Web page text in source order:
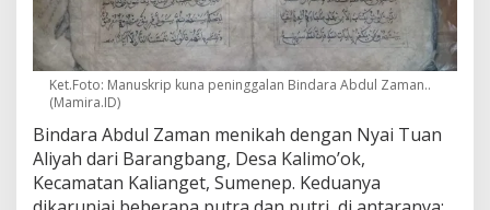
Ket.Foto: Manuskrip kuna peninggalan Bindara Abdul Zaman..
(Mamira.ID)
Bindara Abdul Zaman menikah dengan Nyai Tuan
Aliyah dari Barangbang, Desa Kalimo’ok,
Kecamatan Kalianget, Sumenep. Keduanya